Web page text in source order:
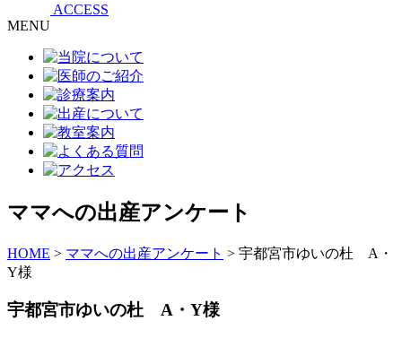
ACCESS
MENU
ママへの出産アンケート
HOME > ママへの出産アンケート > 宇都宮市ゆいの杜 A・
Y様
宇都宮市ゆいの杜 A・Y様